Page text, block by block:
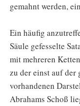
gemahnt werden,
Ein häufig
Säule gefesselte
mit mehreren
zu der einst auf der
vorhandenen
Abrahams Schoß